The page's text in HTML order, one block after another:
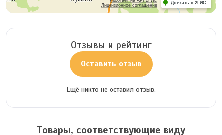
Лицензионное соглашение
Доехать с 2ГИС
Отзывы и рейтинг
Оставить отзыв
Ещё никто не оставил отзыв.
Товары, соответствующие виду